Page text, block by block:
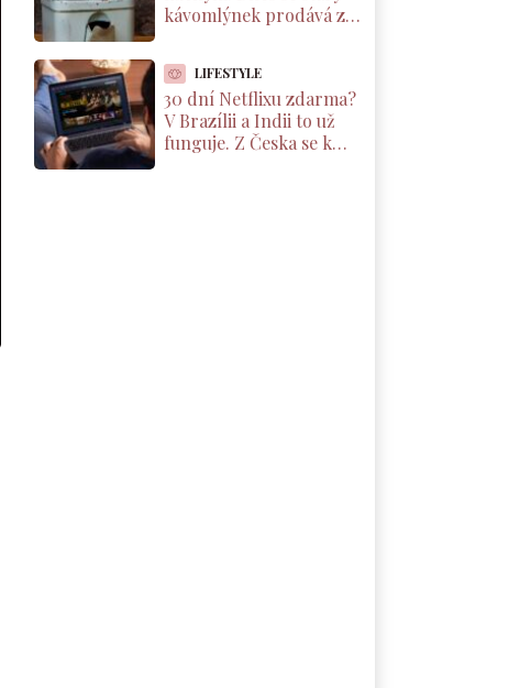
kávomlýnek prodává za
jednou podmínkou
LIFESTYLE
30 dní Netflixu zdarma?
V Brazílii a Indii to už
funguje. Z Česka se k